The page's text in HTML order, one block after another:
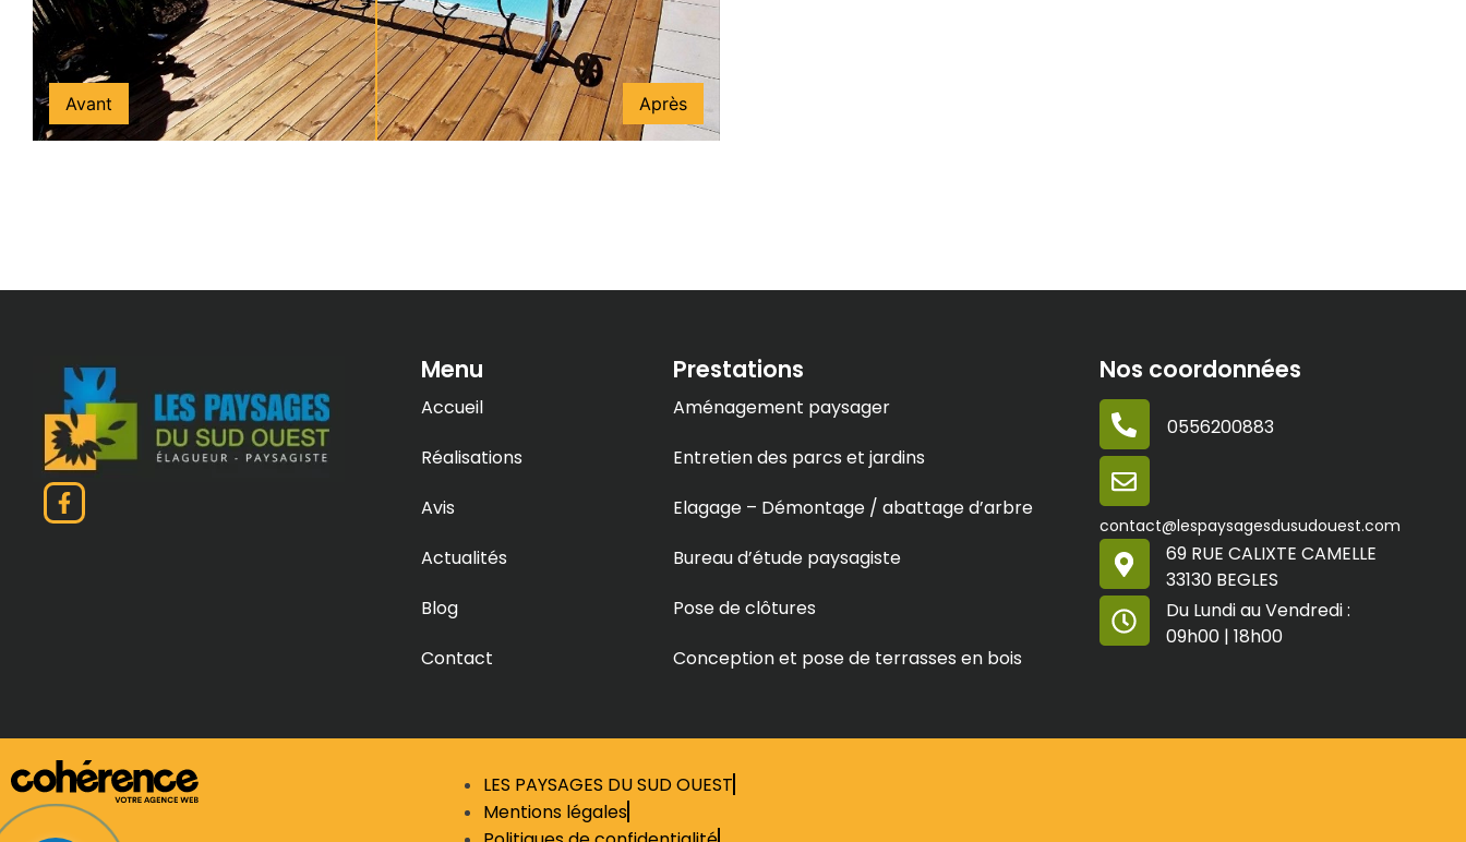
Avant Après
Menu
Accueil
Réalisations
Avis
Actualités
Blog
Contact
Prestations
Aménagement paysager
Entretien des parcs et jardins
Elagage – Démontage / abattage d’arbre
Bureau d’étude paysagiste
Pose de clôtures
Conception et pose de terrasses en bois
Nos coordonnées
0556200883
contact@lespaysagesdusudouest.com
69 RUE CALIXTE CAMELLE
33130 BEGLES
Du Lundi au Vendredi :
09h00 | 18h00
LES PAYSAGES DU SUD OUEST
Mentions légales